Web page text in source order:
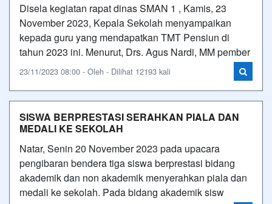
Disela kegiatan rapat dinas SMAN 1 , Kamis, 23
November 2023, Kepala Sekolah menyampaikan
kepada guru yang mendapatkan TMT Pensiun di
tahun 2023 ini. Menurut, Drs. Agus Nardi, MM pember
23/11/2023 08:00 - Oleh - Dilihat 12193 kali
SISWA BERPRESTASI SERAHKAN PIALA DAN
MEDALI KE SEKOLAH
Natar, Senin 20 November 2023 pada upacara
pengibaran bendera tiga siswa berprestasi bidang
akademik dan non akademik menyerahkan piala dan
medali ke sekolah. Pada bidang akademik sisw